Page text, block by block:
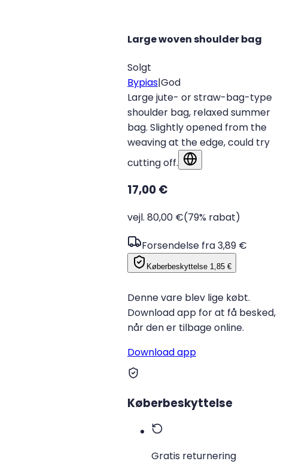
Large woven shoulder bag
Solgt
Bypias|God
Large jute- or straw-bag-type
shoulder bag, relaxed summer
bag. Slightly opened from the
weaving at the edge, could try
cutting off.
17,00 €
vejl. 80,00 €(79% rabat)
Forsendelse fra 3,89 €
Køberbeskyttelse 1,85 €
Køberbeskyttelse
Gratis returnering
Denne vare blev lige købt.
Download app for at få besked,
når den er tilbage online.
Download app